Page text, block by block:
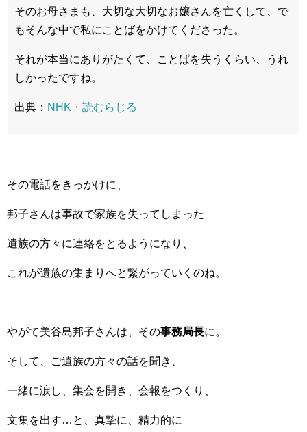
そのお母さまも、大切な大切なお嬢さんを亡くして、で
もそんな中で私にことばをかけてくださった。
それが本当にありがたくて、ことばを失うくらい、うれ
しかったですね。
出典： NHK・読むらじる
その電話をきっかけに、
邦子さんは事故で家族を失ってしまった
遺族の方々に連絡をとるようになり、
これが遺族の集まりへと繋がっていくのね。
やがて美谷島邦子さんは、その事務局長に。
そして、ご遺族の方々の話を聞き、
一緒に涙し、集会を開き、会報をつくり、
文集を出す…と、真摯に、精力的に